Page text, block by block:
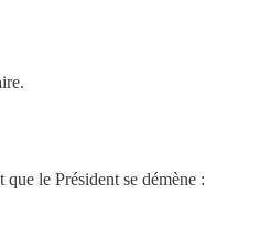
le Président se démène :